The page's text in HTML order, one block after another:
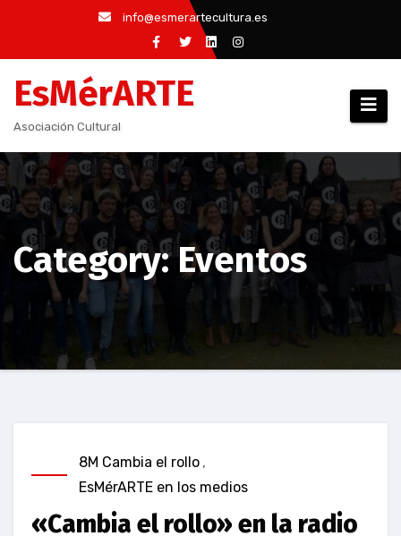
contenido
info@esmerartecultura.es
EsMérARTE
Asociación Cultural
Category: Eventos
8M Cambia el rollo ,
EsMérARTE en los medios
«Cambia el rollo» en la radio